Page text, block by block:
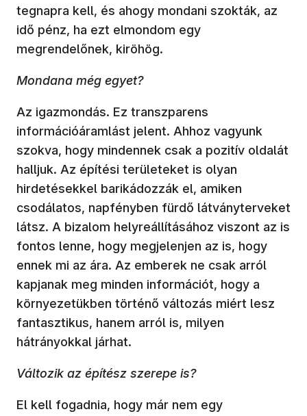
tegnapra kell, és ahogy mondani szokták, az
idő pénz, ha ezt elmondom egy
megrendelőnek, kiröhög.
Mondana még egyet?
Az igazmondás. Ez transzparens
információáramlást jelent. Ahhoz vagyunk
szokva, hogy mindennek csak a pozitív oldalát
halljuk. Az építési területeket is olyan
hirdetésekkel barikádozzák el, amiken
csodálatos, napfényben fürdő látványterveket
látsz. A bizalom helyreállításához viszont az is
fontos lenne, hogy megjelenjen az is, hogy
ennek mi az ára. Az emberek ne csak arról
kapjanak meg minden információt, hogy a
környezetükben történő változás miért lesz
fantasztikus, hanem arról is, milyen
hátrányokkal járhat.
Változik az építész szerepe is?
El kell fogadnia, hogy már nem egy